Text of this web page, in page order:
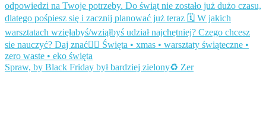
Spraw, by Black Friday był bardziej zielony♻️ Zer